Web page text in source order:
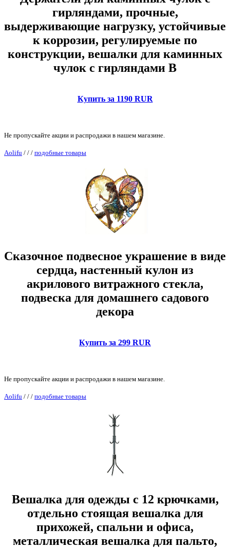
гирляндами, прочные,
выдерживающие нагрузку, устойчивые
к коррозии, регулируемые по
конструкции, вешалки для каминных
чулок с гирляндами B
Купить за 1190 RUR
Не пропускайте акции и распродажи в нашем магазине.
Aolifu / / / подобные товары
Сказочное подвесное украшение в виде
сердца, настенный кулон из
акрилового витражного стекла,
подвеска для домашнего садового
декора
Купить за 299 RUR
Не пропускайте акции и распродажи в нашем магазине.
Aolifu / / / подобные товары
Вешалка для одежды с 12 крючками,
отдельно стоящая вешалка для
прихожей, спальни и офиса,
металлическая вешалка для пальто,